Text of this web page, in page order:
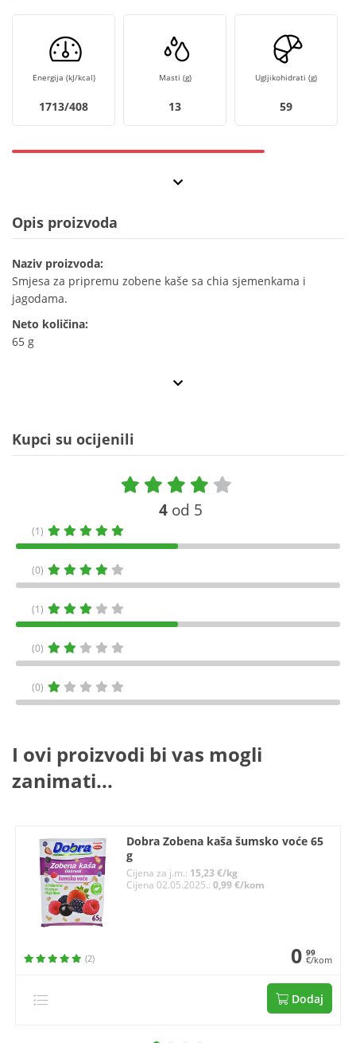
Energija (kJ/kcal)
1713/408
Masti (g)
13
Ugljikohidrati (g)
59
Opis proizvoda
Naziv proizvoda:
Smjesa za pripremu zobene kaše sa chia sjemenkama i
jagodama.
Neto količina:
65 g
Kupci su ocijenili
4 od 5
(1)
(0)
(1)
(0)
(0)
I ovi proizvodi bi vas mogli
zanimati...
Dobra Zobena kaša šumsko voće 65
g
Cijena za j.m.: 15,23 €/kg
Cijena 02.05.2025.:0,99 €/kom
(2) 0 99
€/kom
Dodaj